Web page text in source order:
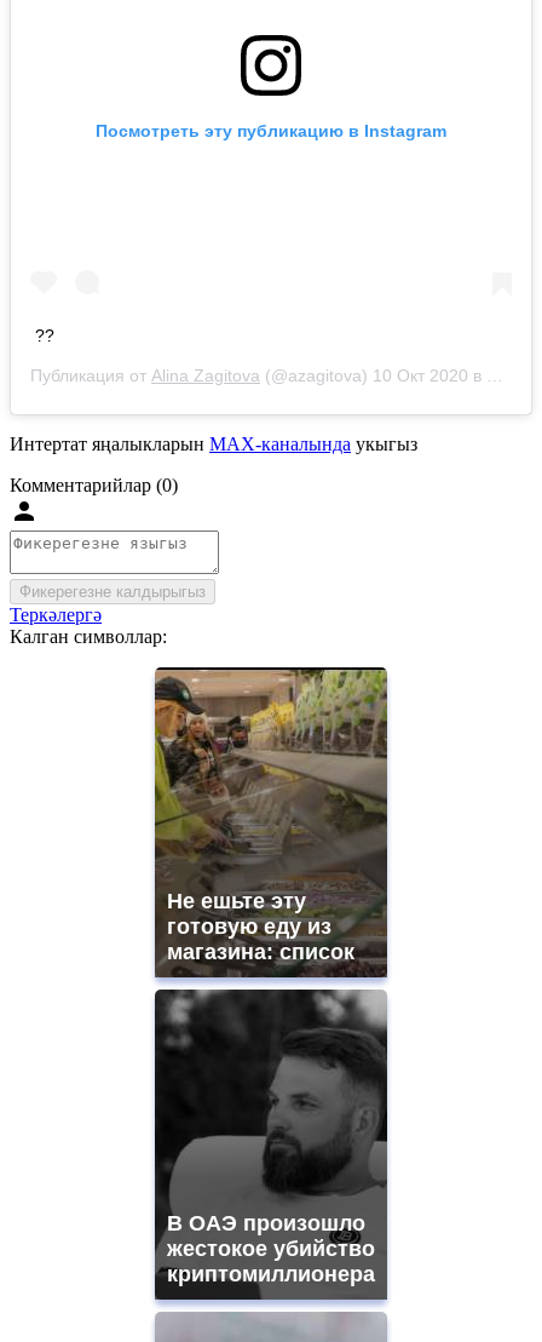
Посмотреть эту публикацию в Instagram
??
Публикация от Alina Zagitova (@azagitova) 10 Окт 2020 в 8:24 PDT
Интертат яңалыкларын MAX-каналында укыгыз
Комментарийлар (0)
Фикерегезне калдырыгыз
Теркәлергә
Калган символлар:
Не ешьте эту
готовую еду из
магазина: список
В ОАЭ произошло
жестокое убийство
криптомиллионера